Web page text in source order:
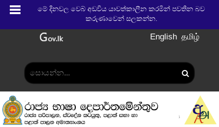
මේ දිනවල වෙබ් අඩවිය යාවත්කාලීන කරමින් පවතින බව
කරුණාවෙන් සලකන්න.
English தமிழ்